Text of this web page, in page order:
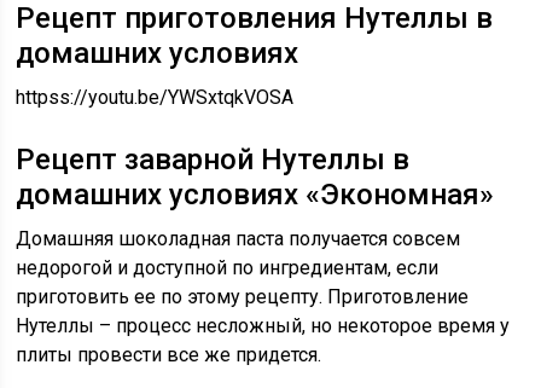
Рецепт приготовления Нутеллы в
домашних условиях
httpss://youtu.be/YWSxtqkVOSA
Рецепт заварной Нутеллы в
домашних условиях «Экономная»
Домашняя шоколадная паста получается совсем
недорогой и доступной по ингредиентам, если
приготовить ее по этому рецепту. Приготовление
Нутеллы – процесс несложный, но некоторое время у
плиты провести все же придется.